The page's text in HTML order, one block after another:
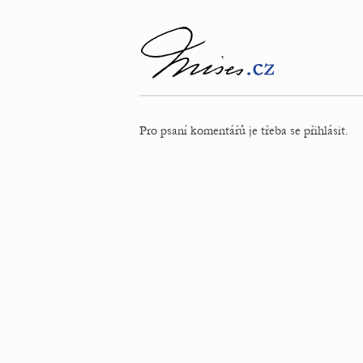
Pro psaní komentářů je třeba se přihlásit.